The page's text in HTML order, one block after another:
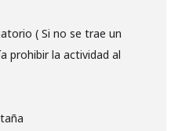
( Si no se trae un
prohibir la actividad al